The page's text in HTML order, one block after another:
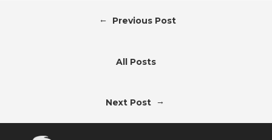
← Previous Post
All Posts
Next Post →